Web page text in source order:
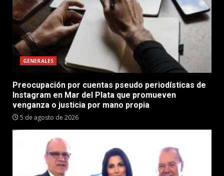
GENERALES
Preocupación por cuentas pseudo periodísticas de
Instagram en Mar del Plata que promueven
venganza o justicia por mano propia
5 de agosto de 2026